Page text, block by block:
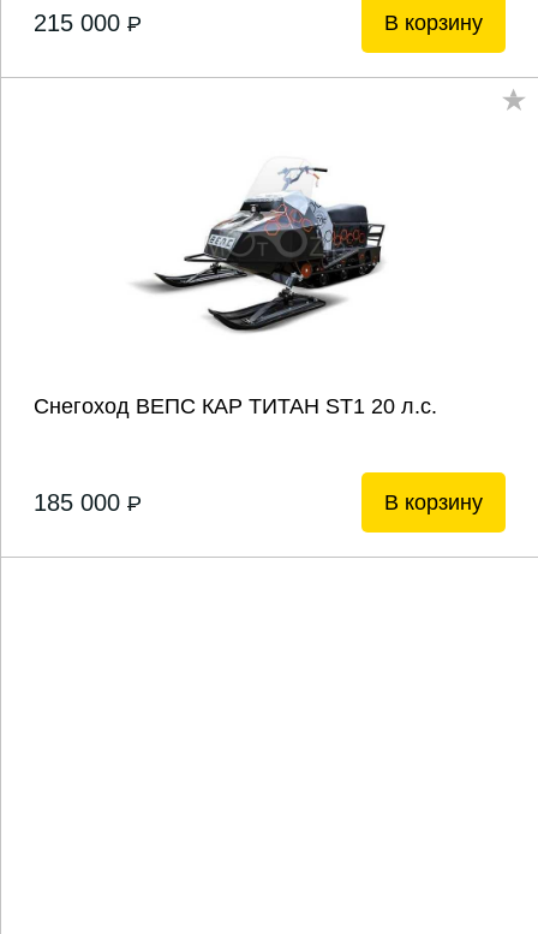
215 000 P В корзину
Снегоход ВЕПС КАР ТИТАН ST1 20 л.с.
185 000 P В корзину